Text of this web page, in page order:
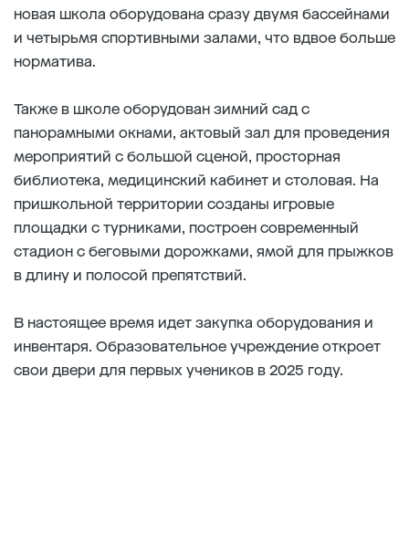
новая школа оборудована сразу двумя бассейнами
и четырьмя спортивными залами, что вдвое больше
норматива.
Также в школе оборудован зимний сад с
панорамными окнами, актовый зал для проведения
мероприятий с большой сценой, просторная
библиотека, медицинский кабинет и столовая. На
пришкольной территории созданы игровые
площадки с турниками, построен современный
стадион с беговыми дорожками, ямой для прыжков
в длину и полосой препятствий.
В настоящее время идет закупка оборудования и
инвентаря. Образовательное учреждение откроет
свои двери для первых учеников в 2025 году.